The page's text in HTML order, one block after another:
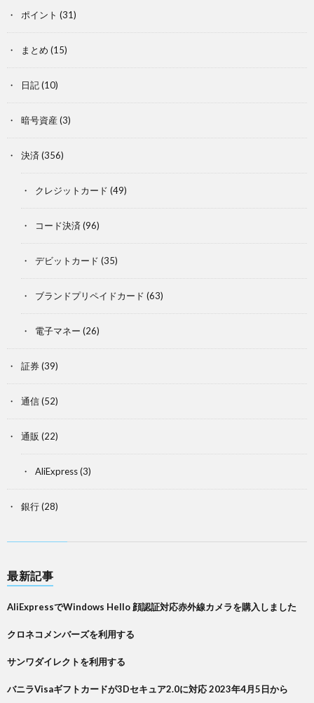
ポイント (31)
まとめ (15)
日記(10)
暗号資産 (3)
決済 (356)
クレジットカード (49)
コード決済 (96)
デビットカード (35)
ブランドプリペイドカード (63)
電子マネー (26)
証券(39)
通信(52)
通販 (22)
AliExpress(3)
銀行(28)
最新記事
AliExpressでWindows Hello 顔認証対応赤外線カメラを購入しました
クロネコメンバーズを利用する
サンワダイレクトを利用する
バニラVisaギフトカードが3Dセキュア2.0に対応 2023年4月5日から